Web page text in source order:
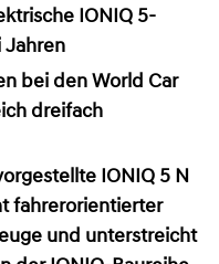
IONIQ 5-
Jahren
bei den World Car
dreifach
IONIQ 5 N
fahrerorientierter
und unterstreicht